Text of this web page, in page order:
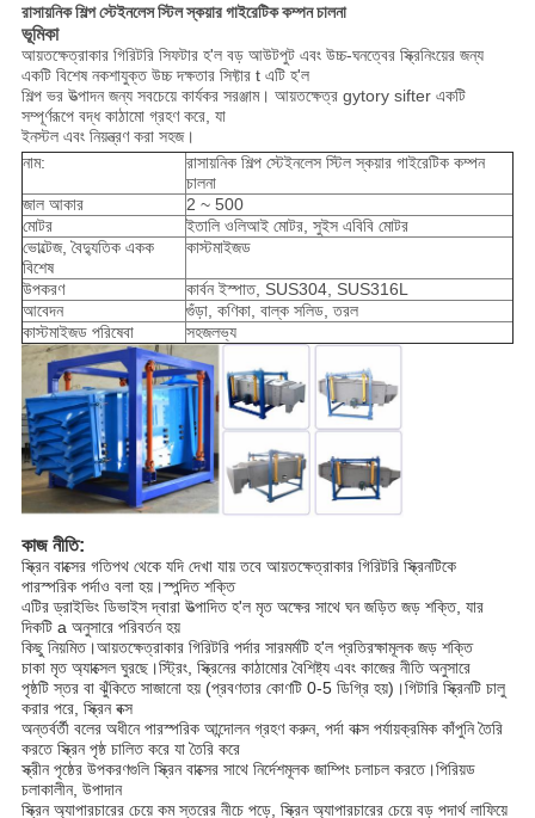
রাসায়নিক শিল্প স্টেইনলেস স্টিল স্কয়ার গাইরেটিক কম্পন চালনা
ভূমিকা
আয়তক্ষেত্রাকার গিরিটরি সিফটার হ'ল বড় আউটপুট এবং উচ্চ-ঘনত্বের স্ক্রিনিংয়ের জন্য
একটি বিশেষ নকশাযুক্ত উচ্চ দক্ষতার সিফ্টার t এটি হ'ল
শিল্প ভর উত্পাদন জন্য সবচেয়ে কার্যকর সরঞ্জাম। আয়তক্ষেত্র gytory sifter একটি
সম্পূর্ণরূপে বদ্ধ কাঠামো গ্রহণ করে, যা
ইনস্টল এবং নিয়ন্ত্রণ করা সহজ।
নাম:
রাসায়নিক শিল্প স্টেইনলেস স্টিল স্কয়ার গাইরেটিক কম্পন
চালনা
জাল আকার
2 ~ 500
মোটর
ইতালি ওলিআই মোটর, সুইস এবিবি মোটর
ভোল্টেজ, বৈদ্যুতিক একক
বিশেষ
কাস্টমাইজড
উপকরণ
কার্বন ইস্পাত, SUS304, SUS316L
আবেদন
গুঁড়া, কণিকা, বাল্ক সলিড, তরল
কাস্টমাইজড পরিষেবা
সহজলভ্য
কাজ নীতি:
স্ক্রিন বাক্সের গতিপথ থেকে যদি দেখা যায় তবে আয়তক্ষেত্রাকার গিরিটরি স্ক্রিনটিকে
পারস্পরিক পর্দাও বলা হয়।স্পন্দিত শক্তি
এটির ড্রাইভিং ডিভাইস দ্বারা উত্পাদিত হ'ল মৃত অক্ষের সাথে ঘন জড়িত জড় শক্তি, যার
দিকটি a অনুসারে পরিবর্তন হয়
কিছু নিয়মিত।আয়তক্ষেত্রাকার গিরিটরি পর্দার সারমর্মটি হ'ল প্রতিরক্ষামূলক জড় শক্তি
চাকা মৃত অ্যাক্সেল ঘুরছে।স্ট্রিং, স্ক্রিনের কাঠামোর বৈশিষ্ট্য এবং কাজের নীতি অনুসারে
পৃষ্ঠটি স্তর বা ঝুঁকিতে সাজানো হয় (প্রবণতার কোণটি 0-5 ডিগ্রি হয়)।গিটারি স্ক্রিনটি চালু
করার পরে, স্ক্রিন বক্স
অন্তর্বর্তী বলের অধীনে পারস্পরিক আন্দোলন গ্রহণ করুন, পর্দা বাক্স পর্যায়ক্রমিক কাঁপুনি তৈরি
করতে স্ক্রিন পৃষ্ঠ চালিত করে যা তৈরি করে
স্ক্রীন পৃষ্ঠের উপকরণগুলি স্ক্রিন বাক্সের সাথে নির্দেশমূলক জাম্পিং চলাচল করতে।পিরিয়ড
চলাকালীন, উপাদান
স্ক্রিন অ্যাপারচারের চেয়ে কম স্তরের নীচে পড়ে, স্ক্রিন অ্যাপারচারের চেয়ে বড় পদার্থ লাফিয়ে